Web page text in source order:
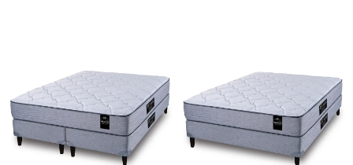
Resortes individuales Pocket
se combinan con espumas
de alta densidad y una capa
de espuma sustentable Eco
Zoned. Hard Foam®.
Comfort Grid.Altura de
colchón 25 cm y 62 cm la
suma del colchón y el
Resortes individuales Pocket
se combinan con espumas
de alta densidad y una capa
de espuma sustentable Eco
Zoned. Hard Foam®.
Comfort Grid.Altura de
colchón 25 cm y 62 cm la
suma del colchón y el